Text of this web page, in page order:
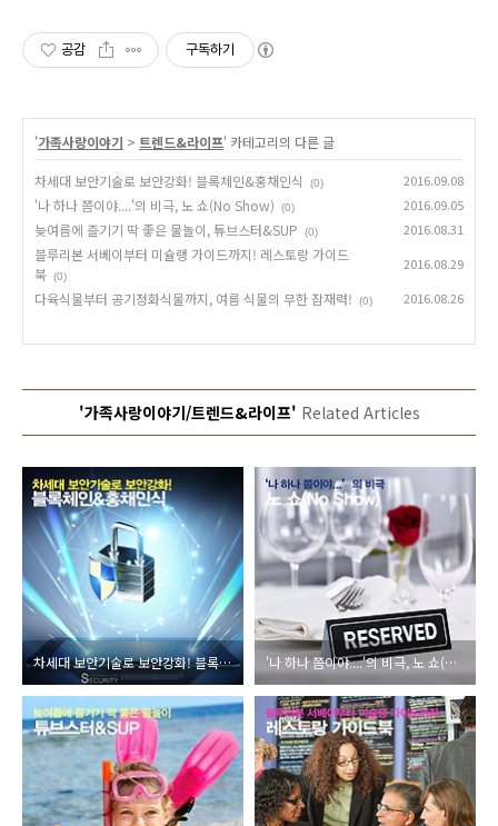
공감 구독하기
'가족사랑이야기 > 트렌드&라이프' 카테고리의 다른 글
차세대 보안기술로 보안강화! 블록체인&홍채인식 (0) 2016.09.08
'나 하나 쯤이야....'의 비극, 노 쇼(No Show) (0) 2016.09.05
늦여름에 즐기기 딱 좋은 물놀이, 튜브스터&SUP (0) 2016.08.31
블루리본 서베이부터 미슐랭 가이드까지! 레스토랑 가이드
북 (0)
2016.08.29
다육식물부터 공기정화식물까지, 여름 식물의 무한 잠재력! (0) 2016.08.26
'가족사랑이야기/트렌드&라이프' Related Articles
차세대 보안기술로 보안강화! 블록체인&홍채인식 '나 하나 쯤이야....'의 비극, 노 쇼(No Show)